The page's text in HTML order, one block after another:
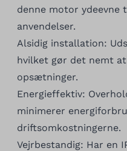
denne motor ydeevne
anvendelser.
Alsidig installation:
hvilket gør det nemt
opsætninger.
Energieffektiv:
minimerer
driftsomkostningerne.
Vejrbestandig: Har en